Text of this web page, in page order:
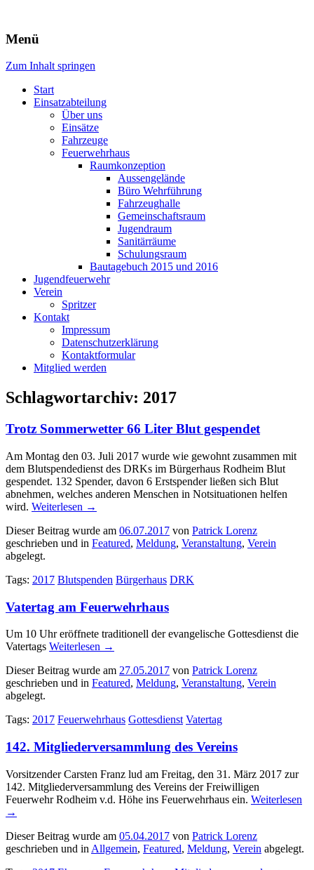
Freiwillige Feuerwehr Rodheim
v.d.H.
Menü
Zum Inhalt springen
Start
Einsatzabteilung
Über uns
Einsätze
Fahrzeuge
Feuerwehrhaus
Raumkonzeption
Aussengelände
Büro Wehrführung
Fahrzeughalle
Gemeinschaftsraum
Jugendraum
Sanitärräume
Schulungsraum
Bautagebuch 2015 und 2016
Jugendfeuerwehr
Verein
Spritzer
Kontakt
Impressum
Datenschutzerklärung
Kontaktformular
Mitglied werden
Schlagwortarchiv: 2017
Trotz Sommerwetter 66 Liter Blut gespendet
Am Montag den 03. Juli 2017 wurde wie gewohnt zusammen mit
dem Blutspendedienst des DRKs im Bürgerhaus Rodheim Blut
gespendet. 132 Spender, davon 6 Erstspender ließen sich Blut
abnehmen, welches anderen Menschen in Notsituationen helfen
wird. Weiterlesen →
Dieser Beitrag wurde am 06.07.2017 von Patrick Lorenz
geschrieben und in Featured, Meldung, Veranstaltung, Verein
abgelegt.
Tags: 2017 Blutspenden Bürgerhaus DRK
Vatertag am Feuerwehrhaus
Um 10 Uhr eröffnete traditionell der evangelische Gottesdienst die
Vatertags Weiterlesen →
Dieser Beitrag wurde am 27.05.2017 von Patrick Lorenz
geschrieben und in Featured, Meldung, Veranstaltung, Verein
abgelegt.
Tags: 2017 Feuerwehrhaus Gottesdienst Vatertag
142. Mitgliederversammlung des Vereins
Vorsitzender Carsten Franz lud am Freitag, den 31. März 2017 zur
142. Mitgliederversammlung des Vereins der Freiwilligen
Feuerwehr Rodheim v.d. Höhe ins Feuerwehrhaus ein. Weiterlesen
→
Dieser Beitrag wurde am 05.04.2017 von Patrick Lorenz
geschrieben und in Allgemein, Featured, Meldung, Verein abgelegt.